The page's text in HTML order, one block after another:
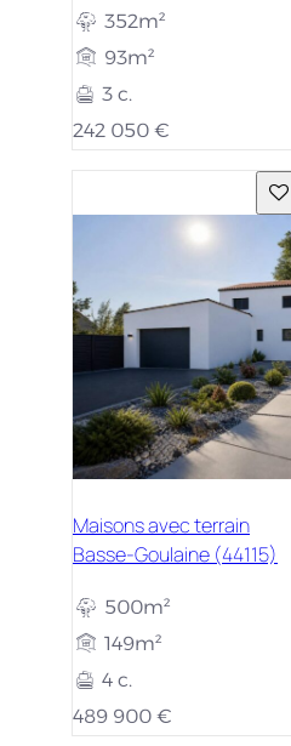
352m²
93m²
3 c.
242 050 €
Maisons avec terrain
Basse-Goulaine (44115)
500m²
149m²
4 c.
489 900 €